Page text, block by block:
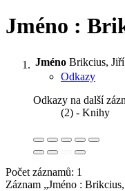
Jméno :
Jméno Brikcius, Jiří
Odkazy
Odkazy na další
(2) - Knihy
Počet záznamů: 1
Záznam „Jméno :